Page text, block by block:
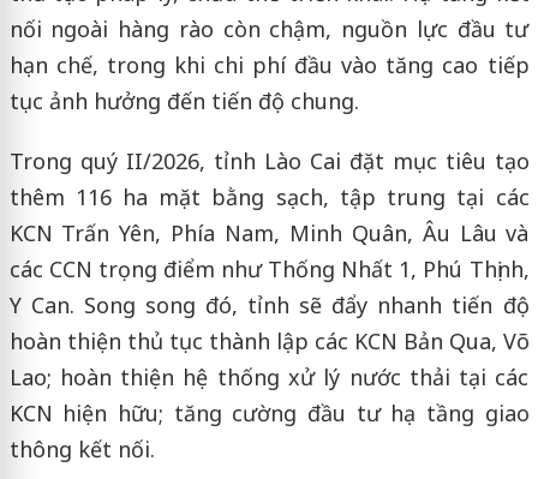
nối ngoài hàng rào còn chậm, nguồn lực đầu tư
hạn chế, trong khi chi phí đầu vào tăng cao tiếp
tục ảnh hưởng đến tiến độ chung.
Trong quý II/2026, tỉnh Lào Cai đặt mục tiêu tạo
thêm 116 ha mặt bằng sạch, tập trung tại các
KCN Trấn Yên, Phía Nam, Minh Quân, Âu Lâu và
các CCN trọng điểm như Thống Nhất 1, Phú Thịnh,
Y Can. Song song đó, tỉnh sẽ đẩy nhanh tiến độ
hoàn thiện thủ tục thành lập các KCN Bản Qua, Võ
Lao; hoàn thiện hệ thống xử lý nước thải tại các
KCN hiện hữu; tăng cường đầu tư hạ tầng giao
thông kết nối.